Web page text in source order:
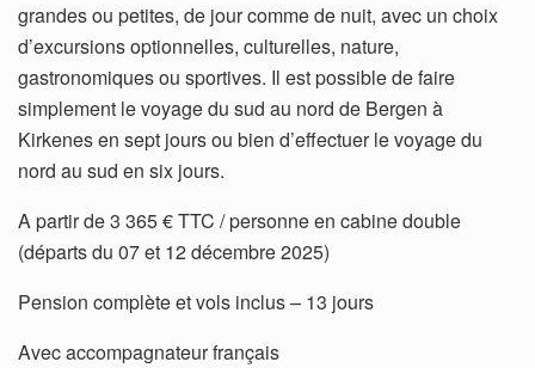
grandes ou petites, de jour comme de nuit, avec un choix
d’excursions optionnelles, culturelles, nature,
gastronomiques ou sportives. Il est possible de faire
simplement le voyage du sud au nord de Bergen à
Kirkenes en sept jours ou bien d’effectuer le voyage du
nord au sud en six jours.
A partir de 3 365 € TTC / personne en cabine double
(départs du 07 et 12 décembre 2025)
Pension complète et vols inclus – 13 jours
Avec accompagnateur français